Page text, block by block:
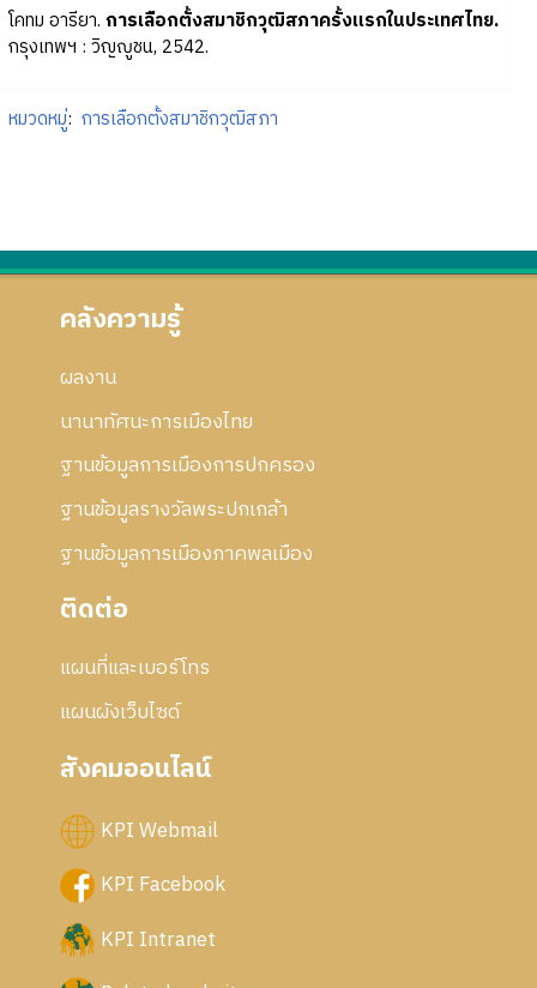
โคทม อารียา. การเลือกตั้งสมาชิกวุฒิสภาครั้งแรกในประเทศไทย.
กรุงเทพฯ : วิญญูชน, 2542.
หมวดหมู่: การเลือกตั้งสมาชิกวุฒิสภา
คลังความรู้
ผลงาน
นานาทัศนะการเมืองไทย
ฐานข้อมูลการเมืองการปกครอง
ฐานข้อมูลรางวัลพระปกเกล้า
ฐานข้อมูลการเมืองภาคพลเมือง
ติดต่อ
แผนที่และเบอร์โทร
แผนผังเว็บไซด์
สังคมออนไลน์
KPI Webmail
KPI Facebook
KPI Intranet